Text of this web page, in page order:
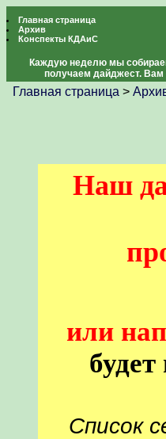
Главная страница
Архив
Конспекты КДАиС
Каждую неделю мы
получаем дайджест. Вам
Главная страница >
Наш
или
Список